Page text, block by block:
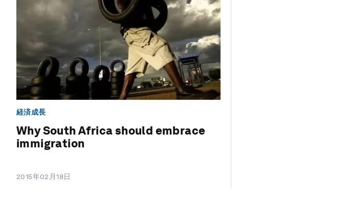
経済成長
Why South Africa should embrace
immigration
2015年02月18日